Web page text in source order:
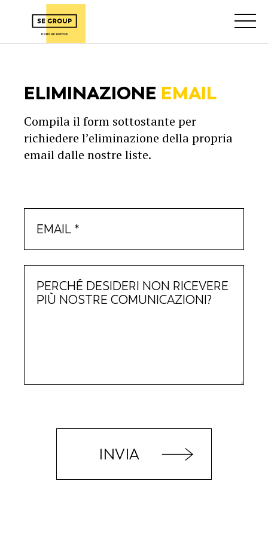
ELIMINAZIONE EMAIL
Compila il form sottostante per
richiedere l’eliminazione della propria
email dalle nostre liste.